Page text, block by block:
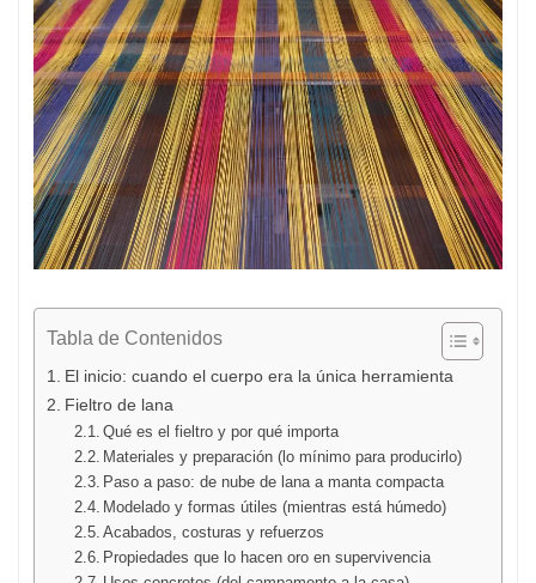
Tabla de Contenidos
El inicio: cuando el cuerpo era la única herramienta
Fieltro de lana
Qué es el fieltro y por qué importa
Materiales y preparación (lo mínimo para producirlo)
Paso a paso: de nube de lana a manta compacta
Modelado y formas útiles (mientras está húmedo)
Acabados, costuras y refuerzos
Propiedades que lo hacen oro en supervivencia